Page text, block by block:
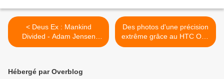
< Deus Ex : Mankind
Divided - Adam Jensen
embrasse sa destinée
Des photos d'une précision
extrême grâce au HTC One
M9 (Prime Camera Edition)‏
Hébergé par Overblog